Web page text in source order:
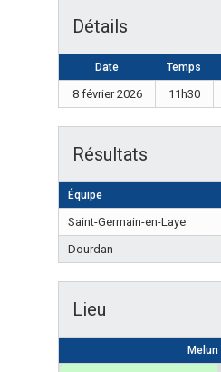
Détails
Date Temps
8 février 2026 11h30
Résultats
Équipe
Saint-Germain-en-Laye
Dourdan
Lieu
Melun